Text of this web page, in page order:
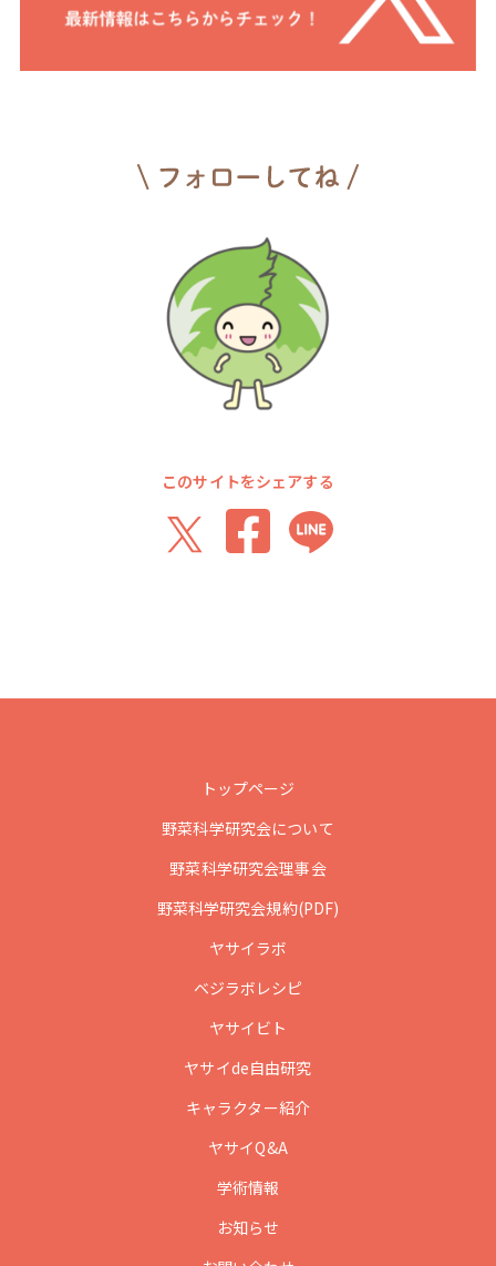
このサイトをシェアする
トップページ
野菜科学研究会について
野菜科学研究会理事会
野菜科学研究会規約(PDF)
ヤサイラボ
ベジラボレシピ
ヤサイビト
ヤサイde自由研究
キャラクター紹介
ヤサイQ&A
学術情報
お知らせ